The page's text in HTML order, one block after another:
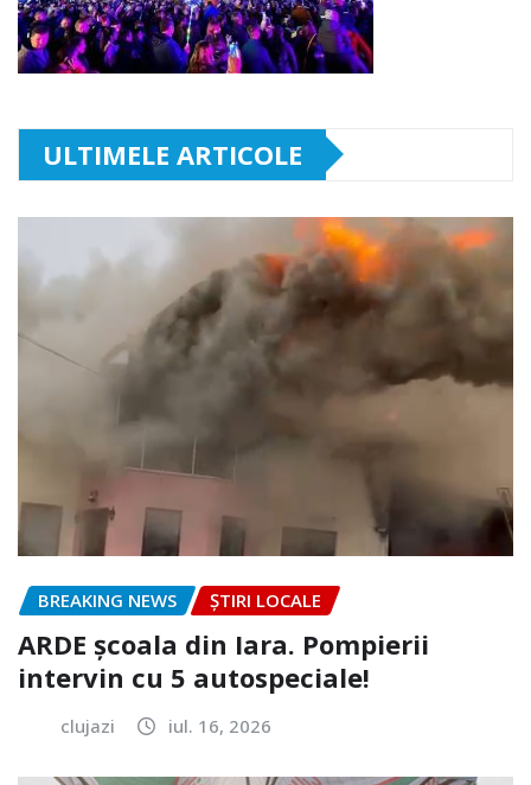
ULTIMELE ARTICOLE
BREAKING NEWS ȘTIRI LOCALE
ARDE școala din Iara. Pompierii
intervin cu 5 autospeciale!
clujazi iul. 16, 2026